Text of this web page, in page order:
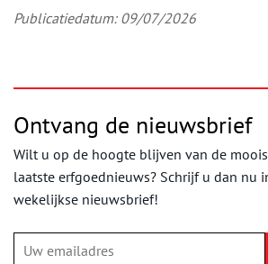
Publicatiedatum: 09/07/2026
Ontvang de nieuwsbrief
Wilt u op de hoogte blijven van de
laatste erfgoednieuws? Schrijf u dan nu
wekelijkse nieuwsbrief!